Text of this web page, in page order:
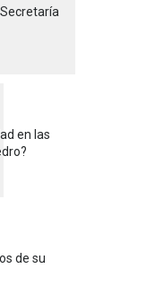
en las
de su